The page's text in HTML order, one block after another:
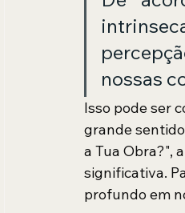
nossas
Isso pode ser
grande
a Tua Obra?",
significativa.
profundo em